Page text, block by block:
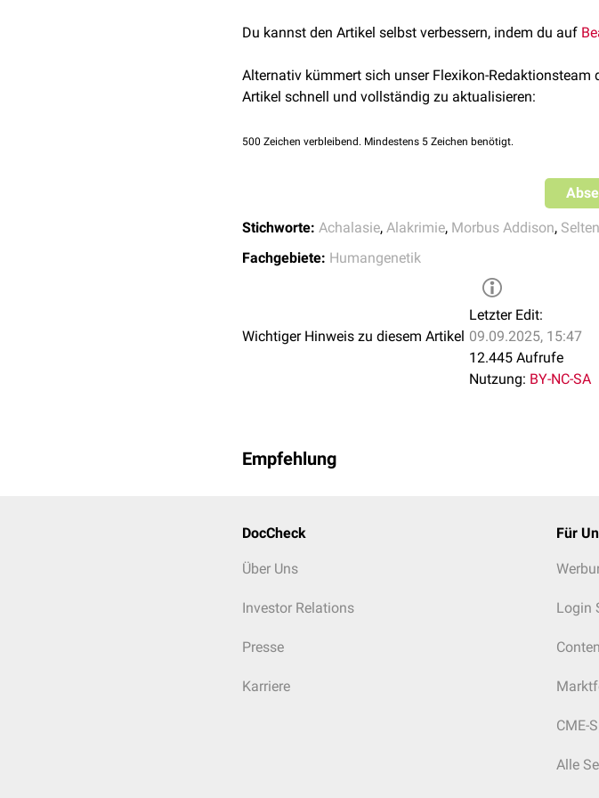
und Minderversorgung führt.
Entgleisungen desBlutdrucksund der
vermehrtes Schwitzen
Neurologische Störungen
Hyperkeratosean denHandflächenundFußsohlen
Du kannst den Artikel selbst verbessern, indem du auf
Alternativ kümmert sich unser Flexikon-
Artikel schnell und vollständig zu aktualisieren:
500 Zeichen verbleibend. Mindestens 5 Zeichen benötigt.
Stichworte: Achalasie, Alakrimie, Morbus Addison,
Fachgebiete: Humangenetik
Wichtiger Hinweis zu diesem Artikel
Letzter Edit:
09.09.2025, 15:47
12.445 Aufrufe
Nutzung: BY-NC-SA
Empfehlung
DocCheck
Über Uns
Investor Relations
Presse
Karriere
Für
Login
CME-
Alle